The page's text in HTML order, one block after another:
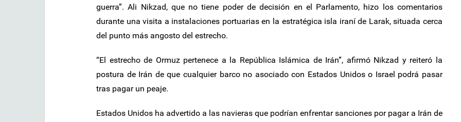
guerra”. Ali Nikzad, que no tiene poder de decisión en el Parlamento, hizo los comentarios
durante una visita a instalaciones portuarias en la estratégica isla iraní de Larak, situada cerca
del punto más angosto del estrecho.
“El estrecho de Ormuz pertenece a la República Islámica de Irán”, afirmó Nikzad y reiteró la
postura de Irán de que cualquier barco no asociado con Estados Unidos o Israel podrá pasar
tras pagar un peaje.
Estados Unidos ha advertido a las navieras que podrían enfrentar sanciones por pagar a Irán de